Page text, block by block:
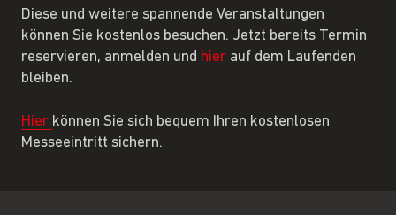
Diese und weitere spannende Veranstaltungen
können Sie kostenlos besuchen. Jetzt bereits Termin
reservieren, anmelden und hier auf dem Laufenden
bleiben.
Hier können Sie sich bequem Ihren kostenlosen
Messeeintritt sichern.